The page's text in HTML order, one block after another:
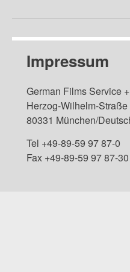
Impressum
German Films Service
Herzog-Wilhelm-Straße
80331 München/
Tel +49-89-59 97 87-0
Fax +49-89-59 97 87-30